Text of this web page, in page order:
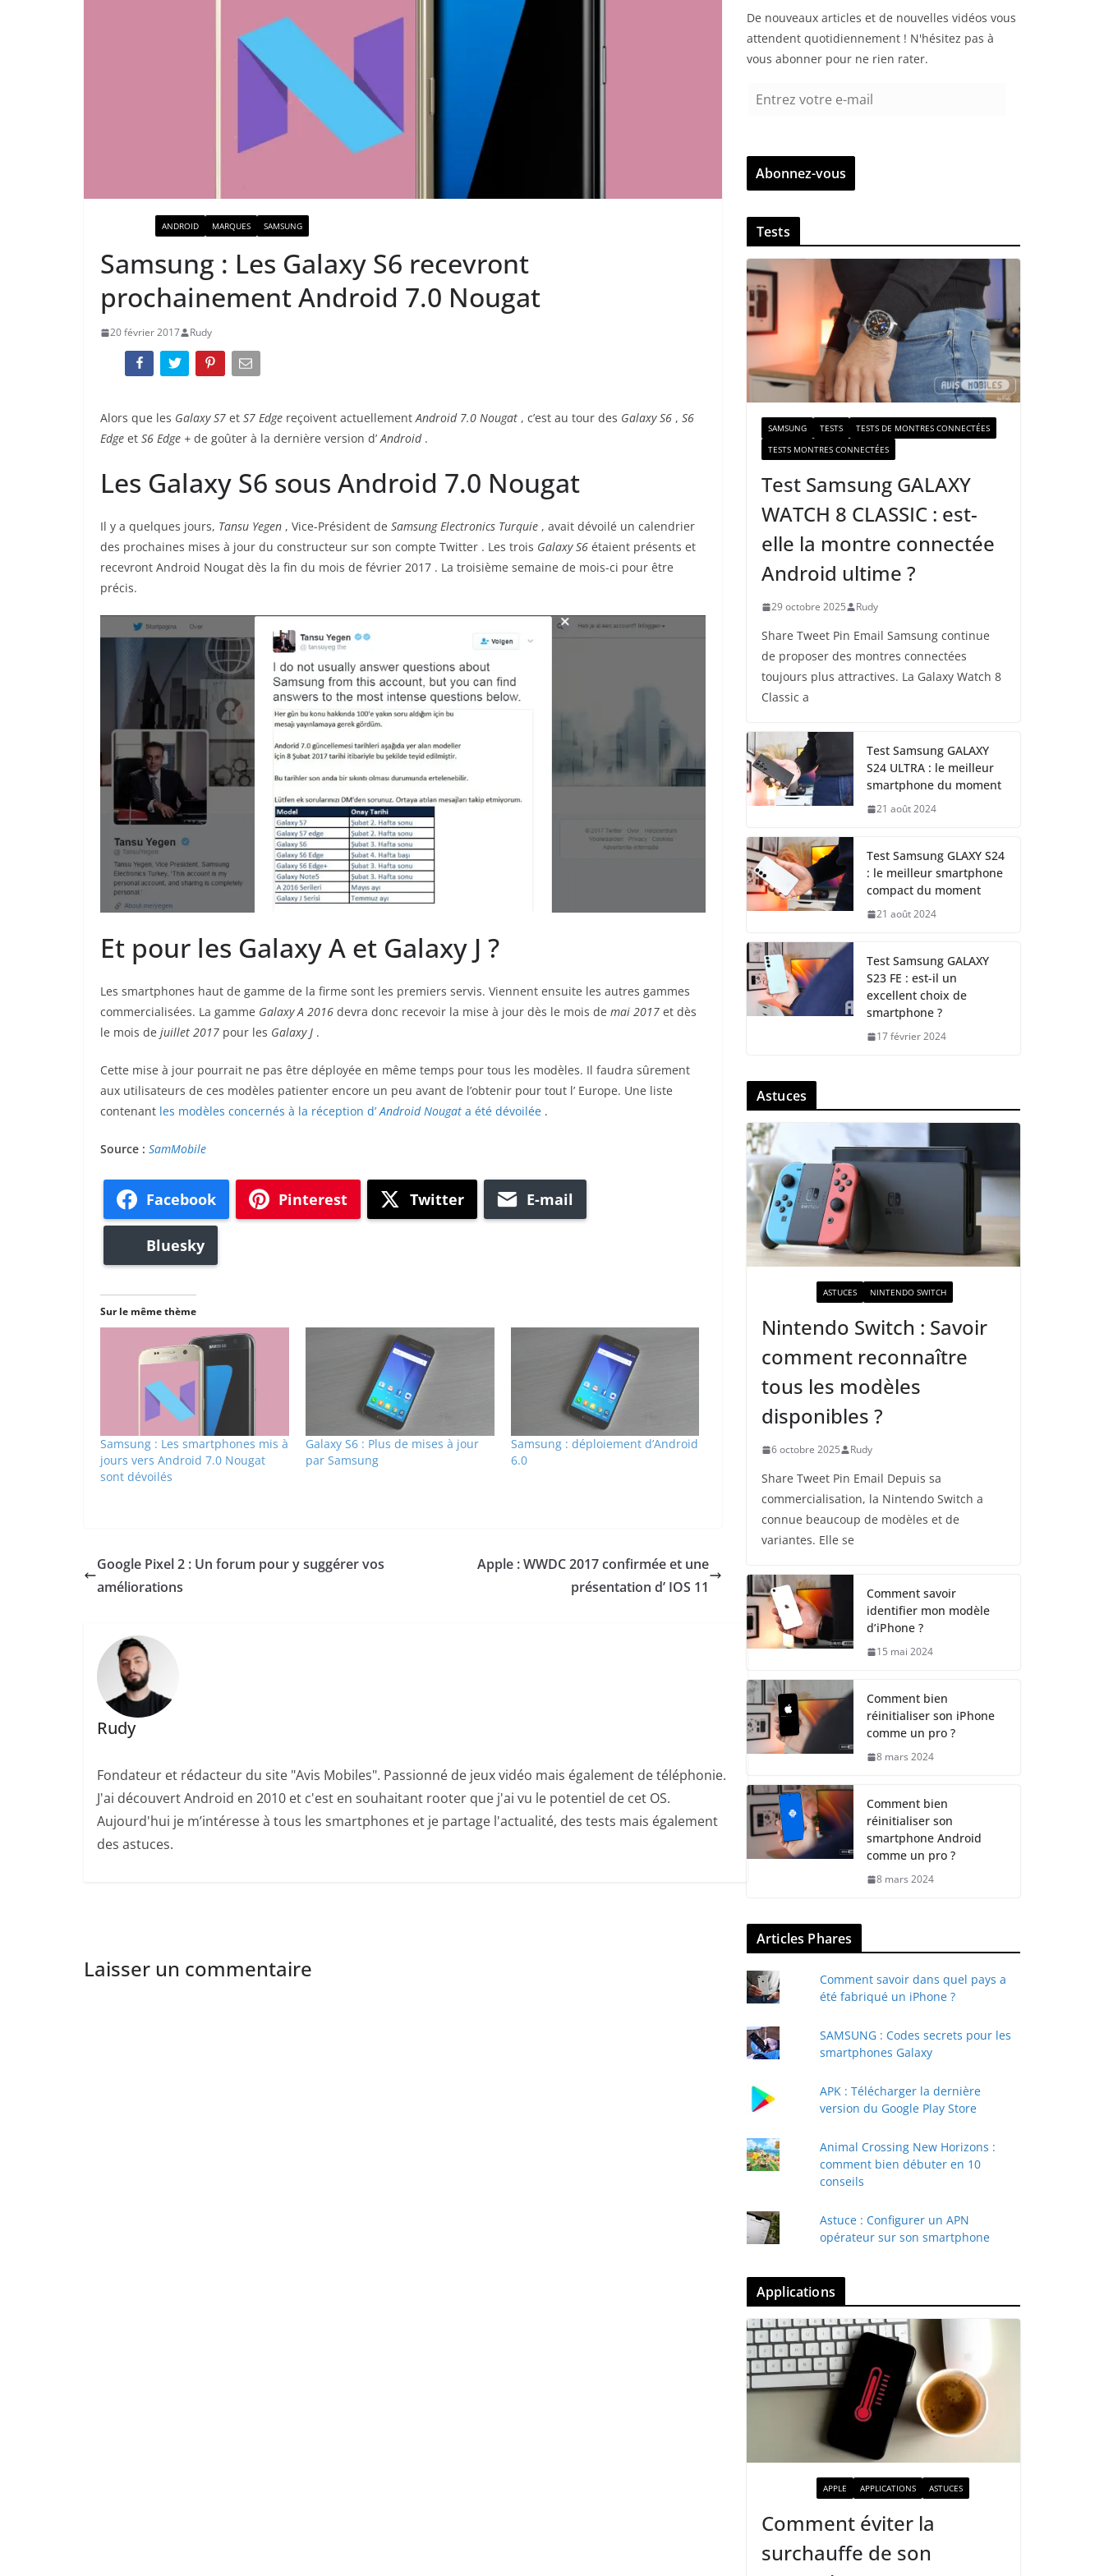
ANDROID MARQUES SAMSUNG
Samsung : Les Galaxy S6 recevront
prochainement Android 7.0 Nougat
20 février 2017 Rudy
Alors que les Galaxy S7 et S7 Edge reçoivent actuellement Android 7.0 Nougat , c’est au tour des Galaxy S6 , S6
Edge et S6 Edge + de goûter à la dernière version d’Android .
Les Galaxy S6 sous Android 7.0 Nougat
Il y a quelques jours, Tansu Yegen , Vice-Président de Samsung Electronics Turquie , avait dévoilé un calendrier
des prochaines mises à jour du constructeur sur son compte Twitter . Les trois Galaxy S6 étaient présents et
recevront Android Nougat dès la fin du mois de février 2017 . La troisième semaine de mois-ci pour être
précis.
Et pour les Galaxy A et Galaxy J ?
Les smartphones haut de gamme de la firme sont les premiers servis. Viennent ensuite les autres gammes
commercialisées. La gamme Galaxy A 2016 devra donc recevoir la mise à jour dès le mois de mai 2017 et dès
le mois de juillet 2017 pour les Galaxy J .
Cette mise à jour pourrait ne pas être déployée en même temps pour tous les modèles. Il faudra sûrement
aux utilisateurs de ces modèles patienter encore un peu avant de l’obtenir pour tout l’ Europe. Une liste
contenant les modèles concernés à la réception d’Android Nougat a été dévoilée .
Source : SamMobile
Facebook Pinterest Twitter E-mail
Bluesky
Sur le même thème
Samsung : Les smartphones mis à
jours vers Android 7.0 Nougat
sont dévoilés
Galaxy S6 : Plus de mises à jour
par Samsung
Samsung : déploiement d’Android
6.0
Google Pixel 2 : Un forum pour y suggérer vos
améliorations
Apple : WWDC 2017 confirmée et une
présentation d’ IOS 11
Rudy
Fondateur et rédacteur du site "Avis Mobiles". Passionné de jeux vidéo mais également de téléphonie.
J'ai découvert Android en 2010 et c'est en souhaitant rooter que j'ai vu le potentiel de cet OS.
Aujourd'hui je m’intéresse à tous les smartphones et je partage l'actualité, des tests mais également
des astuces.
Laisser un commentaire
De nouveaux articles et de nouvelles vidéos vous
attendent quotidiennement ! N'hésitez pas à
vous abonner pour ne rien rater.
r
z
v
t
r
e
e
-
a
i
Abonnez-vous
Tests
SAMSUNG TESTS
TESTS DE MONTRES CONNECTÉES
TESTS MONTRES CONNECTÉES
Test Samsung GALAXY
WATCH 8 CLASSIC : est-
elle la montre connectée
Android ultime ?
29 octobre 2025 Rudy
Share Tweet Pin Email Samsung continue
de proposer des montres connectées
toujours plus attractives. La Galaxy Watch 8
Classic a
Test Samsung GALAXY
S24 ULTRA : le meilleur
smartphone du moment
21 août 2024
Test Samsung GLAXY S24
: le meilleur smartphone
compact du moment
21 août 2024
Test Samsung GALAXY
S23 FE : est-il un
excellent choix de
smartphone ?
17 février 2024
Astuces
ASTUCES NINTENDO SWITCH
Nintendo Switch : Savoir
comment reconnaître
tous les modèles
disponibles ?
6 octobre 2025 Rudy
Share Tweet Pin Email Depuis sa
commercialisation, la Nintendo Switch a
connue beaucoup de modèles et de
variantes. Elle se
Comment savoir
identifier mon modèle
d’iPhone ?
15 mai 2024
Comment bien
réinitialiser son iPhone
comme un pro ?
8 mars 2024
Comment bien
réinitialiser son
smartphone Android
comme un pro ?
8 mars 2024
Articles Phares
Comment savoir dans quel pays a
été fabriqué un iPhone ?
SAMSUNG : Codes secrets pour les
smartphones Galaxy
APK : Télécharger la dernière
version du Google Play Store
Animal Crossing New Horizons :
comment bien débuter en 10
conseils
Astuce : Configurer un APN
opérateur sur son smartphone
Applications
APPLE APPLICATIONS ASTUCES
Comment éviter la
surchauffe de son